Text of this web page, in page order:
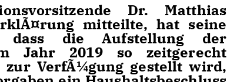
Dr. Matthias
mitteilte, hat seine
dass die Aufstellung der
Jahr 2019 so zeitgerecht
VerfÃ¼gung gestellt wird,